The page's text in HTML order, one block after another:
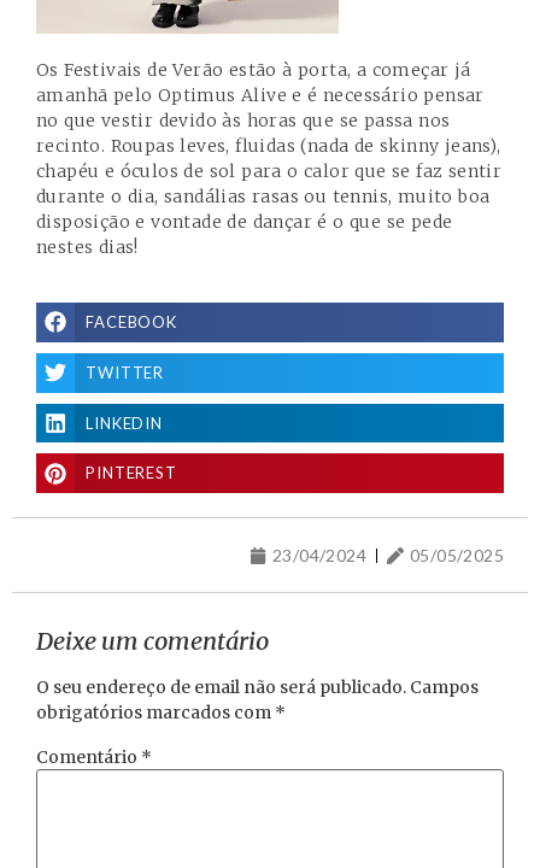
Os Festivais de Verão estão à porta, a começar já
amanhã pelo Optimus Alive e é necessário pensar
no que vestir devido às horas que se passa nos
recinto. Roupas leves, fluidas (nada de skinny jeans),
chapéu e óculos de sol para o calor que se faz sentir
durante o dia, sandálias rasas ou tennis, muito boa
disposição e vontade de dançar é o que se pede
nestes dias!
FACEBOOK
TWITTER
LINKEDIN
PINTEREST
23/04/2024 05/05/2025
Deixe um comentário
O seu endereço de email não será publicado. Campos
obrigatórios marcados com *
Comentário *